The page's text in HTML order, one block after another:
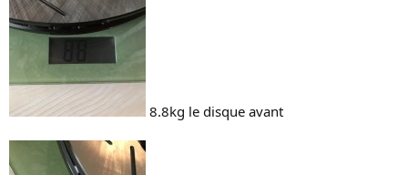
8.8kg le disque avant